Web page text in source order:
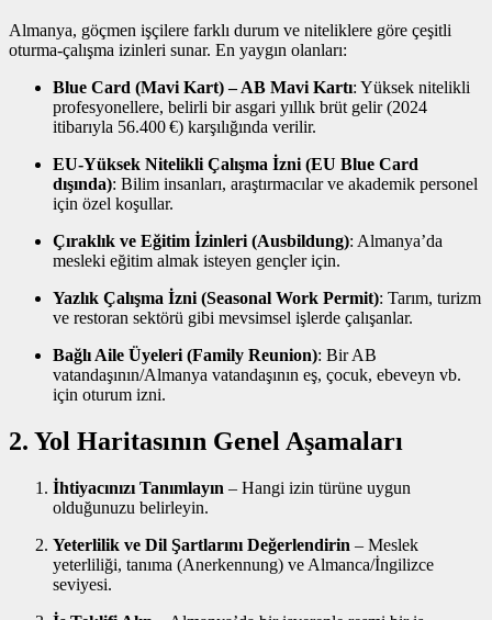
Almanya, göçmen işçilere farklı durum ve niteliklere göre çeşitli
oturma‑çalışma izinleri sunar. En yaygın olanları:
Blue Card (Mavi Kart) – AB Mavi Kartı: Yüksek nitelikli
profesyonellere, belirli bir asgari yıllık brüt gelir (2024
itibarıyla 56.400 €) karşılığında verilir.
EU-Yüksek Nitelikli Çalışma İzni (EU Blue Card
dışında): Bilim insanları, araştırmacılar ve akademik personel
için özel koşullar.
Çıraklık ve Eğitim İzinleri (Ausbildung): Almanya’da
mesleki eğitim almak isteyen gençler için.
Yazlık Çalışma İzni (Seasonal Work Permit): Tarım, turizm
ve restoran sektörü gibi mevsimsel işlerde çalışanlar.
Bağlı Aile Üyeleri (Family Reunion): Bir AB
vatandaşının/Almanya vatandaşının eş, çocuk, ebeveyn vb.
için oturum izni.
2. Yol Haritasının Genel Aşamaları
İhtiyacınızı Tanımlayın – Hangi izin türüne uygun
olduğunuzu belirleyin.
Yeterlilik ve Dil Şartlarını Değerlendirin – Meslek
yeterliliği, tanıma (Anerkennung) ve Almanca/İngilizce
seviyesi.